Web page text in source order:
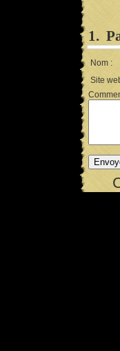
1.
Nom :
Site